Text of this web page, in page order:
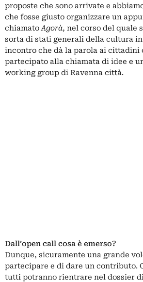
proposte che sono arrivate e
che fosse giusto organizzare un
chiamatoAgorà, nel corso del quale
sorta di stati generali della cultura in
incontro che dà la parola ai cittadini
partecipato alla chiamata di idee e
working group di Ravenna città.
Dall’open call cosa è emerso?
Dunque, sicuramente una grande
partecipare e di dare un contributo.
tutti potranno rientrare nel dossier